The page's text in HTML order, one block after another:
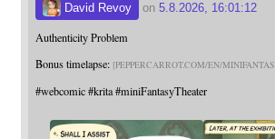
David Revoy on 5.8.2026, 16:01:12
Authenticity Problem
Bonus timelapse: PEPPERCARROT.COM/EN/MINIFANTAS
#webcomic #krita #miniFantasyTheater